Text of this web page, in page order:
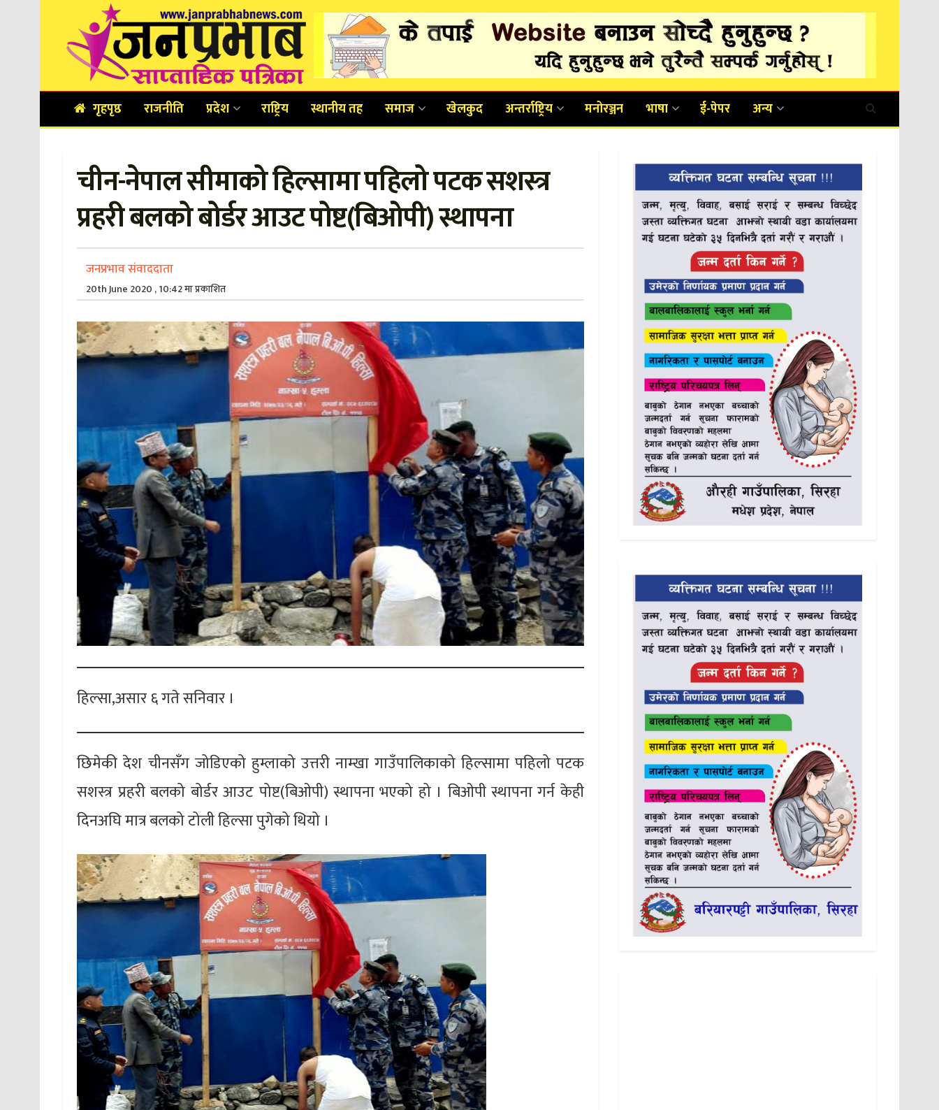
गृहपृष्ठ राजनीति प्रदेश राष्ट्रिय स्थानीय तह समाज खेलकुद अन्तर्राष्ट्रिय मनोरञ्जन भाषा ई-पेपर अन्य
चीन-नेपाल सीमाको हिल्सामा पहिलो पटक सशस्त्र
प्रहरी बलको बोर्डर आउट पोष्ट(बिओपी) स्थापना
जनप्रभाव संवाददाता
20th June 2020 , 10:42 मा प्रकाशित
हिल्सा,असार ६ गते सनिवार ।
छिमेकी देश चीनसँग जोडिएको हुम्लाको उत्तरी नाम्खा गाउँपालिकाको हिल्सामा पहिलो पटक
सशस्त्र प्रहरी बलको बोर्डर आउट पोष्ट(बिओपी) स्थापना भएको हो । बिओपी स्थापना गर्न केही
दिनअघि मात्र बलको टोली हिल्सा पुगेको थियो ।